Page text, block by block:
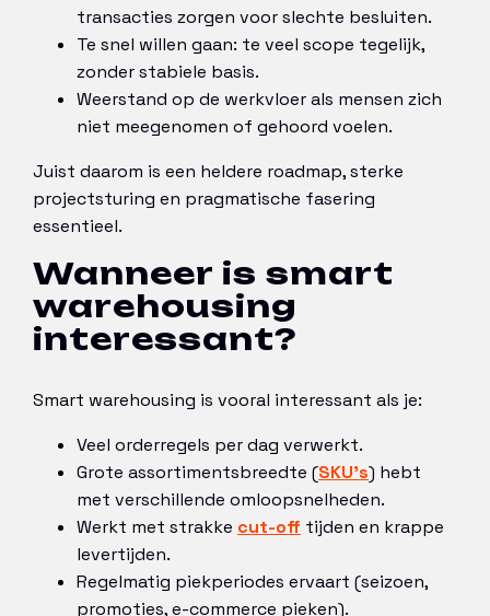
transacties zorgen voor slechte besluiten.
Te snel willen gaan: te veel scope tegelijk,
zonder stabiele basis.
Weerstand op de werkvloer als mensen zich
niet meegenomen of gehoord voelen.
Juist daarom is een heldere roadmap, sterke
projectsturing en pragmatische fasering
essentieel.
Wanneer is smart
warehousing
interessant?
Smart warehousing is vooral interessant als je:
Veel orderregels per dag verwerkt.
Grote assortimentsbreedte (SKU’s) hebt
met verschillende omloopsnelheden.
Werkt met strakke cut-off tijden en krappe
levertijden.
Regelmatig piekperiodes ervaart (seizoen,
promoties, e-commerce pieken).